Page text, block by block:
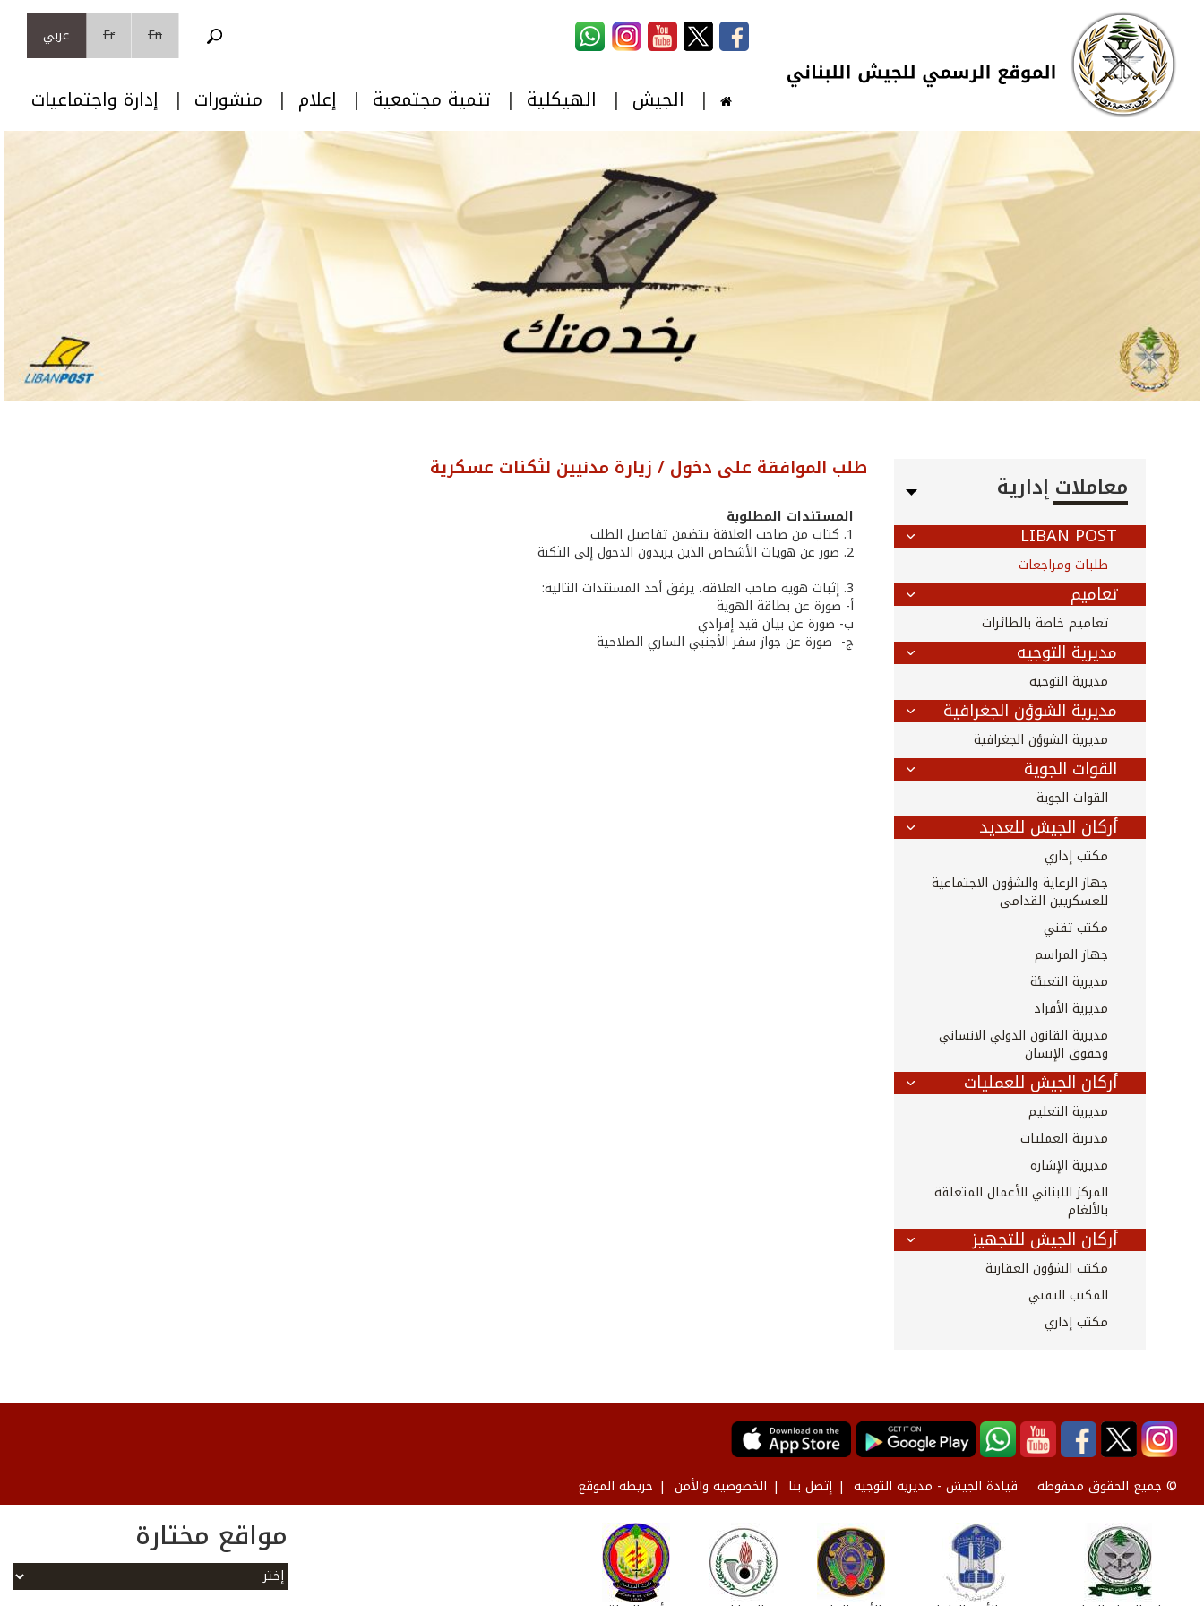
تجاوز إلى المحتوى الرئيسي
Skip to navigation
En
Fr عربي
الجيش الهيكلية تنمية مجتمعية إعلام منشورات إدارة واجتماعيات
معاملات إدارية
LIBAN POST
طلبات ومراجعات
تعاميم
تعاميم خاصة بالطائرات
مديرية التوجيه
مديرية التوجيه
مديرية الشوؤن الجغرافية
مديرية الشوؤن الجغرافية
القوات الجوية
القوات الجوية
أركان الجيش للعديد
مكتب إداري
جهاز الرعاية والشؤون الاجتماعية
للعسكريين القدامى
مكتب تقني
جهاز المراسم
مديرية التعبئة
مديرية الأفراد
مديرية القانون الدولي الانساني
وحقوق الإنسان
أركان الجيش للعمليات
مديرية التعليم
مديرية العمليات
مديرية الإشارة
المركز اللبناني للأعمال المتعلقة
بالألغام
أركان الجيش للتجهيز
مكتب الشؤون العقارية
المكتب التقني
مكتب إداري
طلب الموافقة على دخول / زيارة مدنيين لثكنات عسكرية
المستندات المطلوبة
1. كتاب من صاحب العلاقة يتضمن تفاصيل الطلب
2. صور عن هويات الأشخاص الذين يريدون الدخول إلى الثكنة
3. إثبات هوية صاحب العلاقة، يرفق أحد المستندات التالية:
أ‌- صورة عن بطاقة الهوية
ب‌- صورة عن بيان قيد إفرادي
ج- صورة عن جواز سفر الأجنبي الساري الصلاحية
© جميع الحقوق محفوظة قيادة الجيش - مديرية التوجيه إتصل بنا الخصوصية والأمن خريطة الموقع
مواقع مختارة